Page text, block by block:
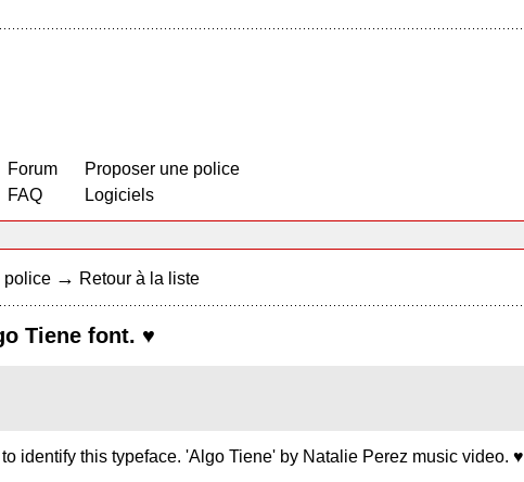
Forum
FAQ
Proposer une police
Logiciels
police → Retour à la liste
Tiene font. ♥
identify this typeface. 'Algo Tiene' by Natalie Perez music video. ♥